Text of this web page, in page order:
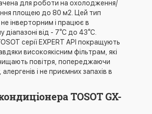
для роботи на охолодження/
площею до 80 м2. Цей тип
інверторним і працює в
від - 7⁰С до 43⁰С.
серії EXPERT API покращують
високоякісним фільтрам, які
повітря, попереджаючи
і не приємних запахів в
TOSOT GX-